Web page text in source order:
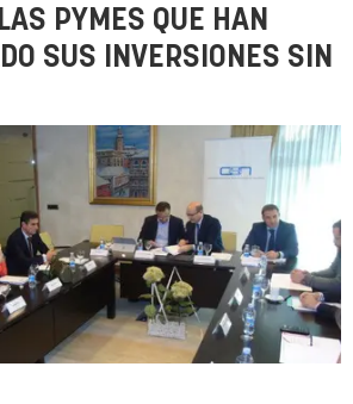
PYMES QUE HAN
SUS INVERSIONES SIN